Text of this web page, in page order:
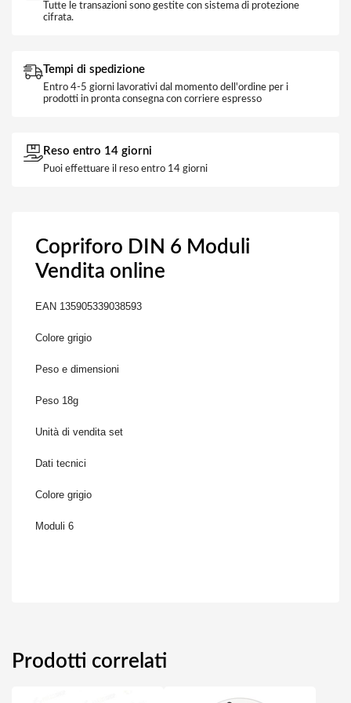
Tutte le transazioni sono gestite con sistema di protezione
cifrata.
Tempi di spedizione
Entro 4-5 giorni lavorativi dal momento dell'ordine per i
prodotti in pronta consegna con corriere espresso
Reso entro 14 giorni
Puoi effettuare il reso entro 14 giorni
Copriforo DIN 6 Moduli
Vendita online
EAN 135905339038593
Colore grigio
Peso e dimensioni
Peso 18g
Unitàdi vendita set
Dati tecnici
Colore grigio
Moduli 6
Prodotti correlati